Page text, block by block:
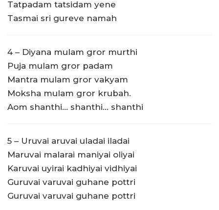
Tatpadam tatsidam yene
Tasmai sri gureve namah
4 – Diyana mulam gror murthi
Puja mulam gror padam
Mantra mulam gror vakyam
Moksha mulam gror krubah.
Aom shanthi… shanthi… shanthi
5 – Uruvai aruvai uladai iladai
Maruvai malarai maniyai oliyai
Karuvai uyirai kadhiyai vidhiyai
Guruvai varuvai guhane pottri
Guruvai varuvai guhane pottri